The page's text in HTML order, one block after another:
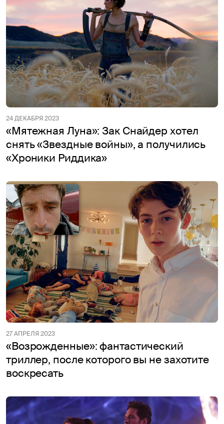
24 ДЕКАБРЯ 2023
«Мятежная Луна»: Зак Снайдер хотел
снять «Звездные войны», а получились
«Хроники Риддика»
27 АПРЕЛЯ 2023
«Возрожденные»: фантастический
триллер, после которого вы не захотите
воскресать